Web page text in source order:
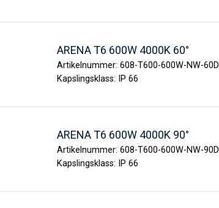
ARENA T6 600W 4000K 60°
Artikelnummer: 608-T600-600W-NW-60D
Kapslingsklass:
IP 66
ARENA T6 600W 4000K 90°
Artikelnummer: 608-T600-600W-NW-90D
Kapslingsklass:
IP 66